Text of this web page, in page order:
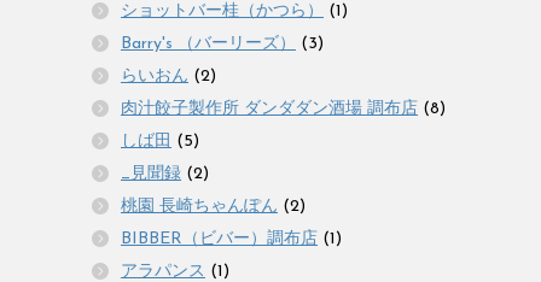
ショットバー桂（かつら）
(1)
Barry's （バーリーズ）
(3)
らいおん (2)
肉汁餃子製作所 ダンダダン酒場 調布店 (8)
しば田 (5)
_見聞録 (2)
桃園 長崎ちゃんぽん (2)
BIBBER（ビバー）調布店 (1)
アラパンス (1)